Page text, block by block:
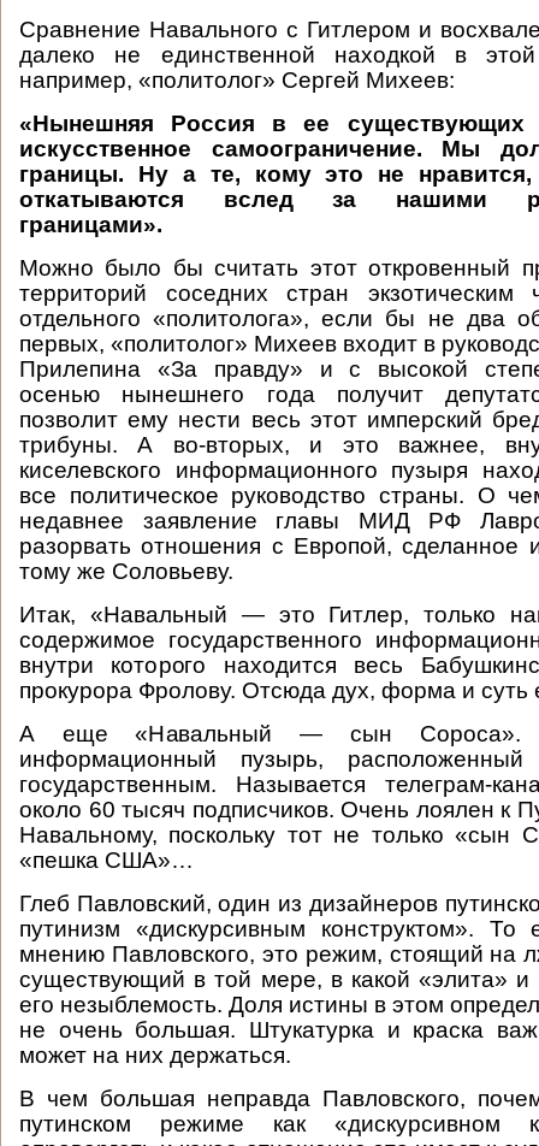
Сравнение Навального с Гитлером и
далеко не единственной находкой в
например, «политолог» Сергей Михеев:
«Нынешняя Россия в ее существующих
искусственное самоограничение. Мы
границы. Ну а те, кому это не нравится,
откатываются вслед за нашими
границами».
Можно было бы считать этот откровенный
территорий соседних стран
отдельного «политолога», если бы не два
первых, «политолог» Михеев входит в
Прилепина «За правду» и с высокой
осенью нынешнего года получит
позволит ему нести весь этот имперский
трибуны. А во-вторых, и это важнее,
киселевского информационного пузыря
все политическое руководство страны. О
недавнее заявление главы МИД РФ
разорвать отношения с Европой, сделанное
тому же Соловьеву.
Итак, «Навальный — это Гитлер, только
содержимое государственного
внутри которого находится весь
прокурора Фролову. Отсюда дух, форма и суть
А еще «Навальный — сын
информационный пузырь,
государственным. Называется телеграм-
около 60 тысяч подписчиков. Очень лоялен к
Навальному, поскольку тот не только «сын
«пешка США»…
Глеб Павловский, один из дизайнеров
путинизм «дискурсивным конструктом». То
мнению Павловского, это режим, стоящий на
существующий в той мере, в какой «элита» и
его незыблемость. Доля истины в этом
не очень большая. Штукатурка и краска
может на них держаться.
В чем большая неправда Павловского,
путинском режиме как «дискурсивном